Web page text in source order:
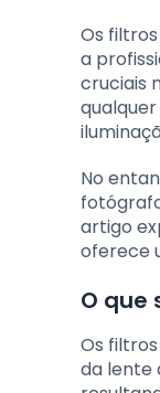
Os
a
cruciais
No
artigo
oferece
O que
Os
da lente